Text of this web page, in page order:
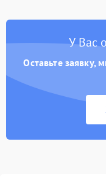
У Вас
Оставьте заявку,